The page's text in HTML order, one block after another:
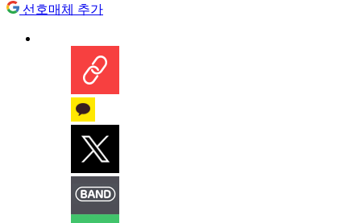
선호매체 추가